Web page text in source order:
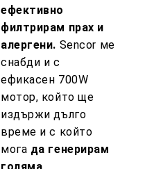
ефективно
филтрирам прах и
алергени. Sencor ме
снабди и с
ефикасен 700W
мотор, който ще
издържи дълго
време и с който
мога да генерирам